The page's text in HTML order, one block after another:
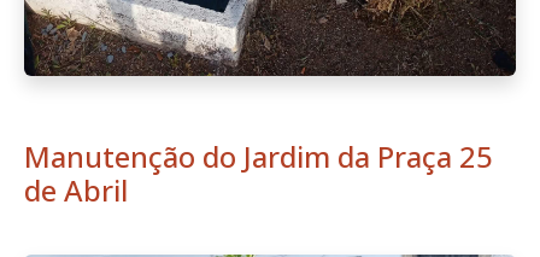
Manutenção do Jardim da Praça 25
de Abril